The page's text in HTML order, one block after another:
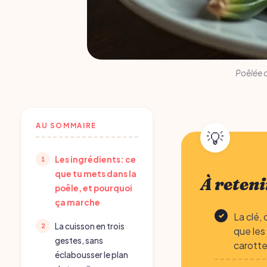
Poêlée
AU SOMMAIRE
Les ingrédients: ce
que tu mets dans la
poêle, et pourquoi
ça marche
La cuisson en trois
gestes, sans
éclabousser le plan
À
La clé,
que